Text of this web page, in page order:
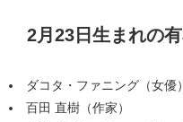
2月23日生まれの有
ダコタ・ファニング（女優）
百田 直樹（作家）